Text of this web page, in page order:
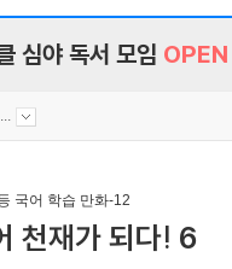
RBTI Lab
심야 독서 모임 OPEN
국어 학습 만화-12
천재가 되다! 6